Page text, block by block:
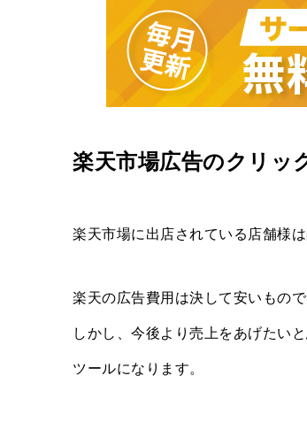
楽天市場広告のクリッ
楽天市場に出店されている店舗様
楽天の広告費用は決して安いもので
しかし、今後より売上をあげたい
ツールになります。